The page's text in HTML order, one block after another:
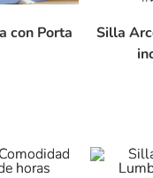
con Porta
Silla